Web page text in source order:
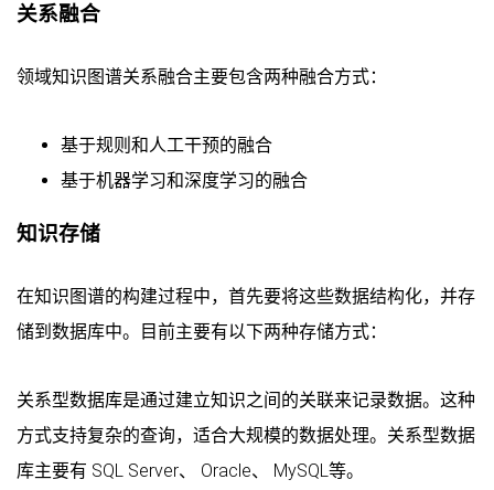
关系融合
领域知识图谱关系融合主要包含两种融合方式：
基于规则和人工干预的融合
基于机器学习和深度学习的融合
知识存储
在知识图谱的构建过程中，首先要将这些数据结构化，并存
储到数据库中。目前主要有以下两种存储方式：
关系型数据库是通过建立知识之间的关联来记录数据。这种
方式支持复杂的查询，适合大规模的数据处理。关系型数据
库主要有 SQL Server、 Oracle、 MySQL等。